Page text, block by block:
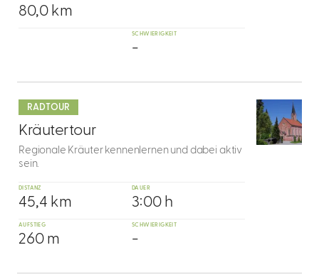
80,0 km
SCHWIERIGKEIT
-
RADTOUR
5
Kräutertour
Regionale Kräuter kennenlernen und dabei aktiv
sein.
DISTANZ
45,4 km
DAUER
3:00 h
AUFSTIEG
260 m
SCHWIERIGKEIT
-
dazu